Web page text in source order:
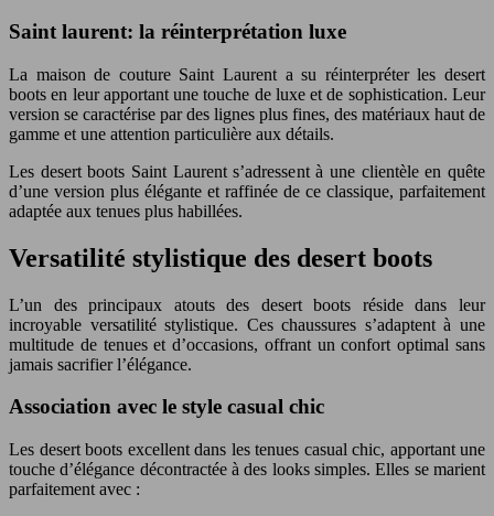
Saint laurent: la réinterprétation luxe
La maison de couture Saint Laurent a su réinterpréter les desert
boots en leur apportant une touche de luxe et de sophistication. Leur
version se caractérise par des lignes plus fines, des matériaux haut de
gamme et une attention particulière aux détails.
Les desert boots Saint Laurent s’adressent à une clientèle en quête
d’une version plus élégante et raffinée de ce classique, parfaitement
adaptée aux tenues plus habillées.
Versatilité stylistique des desert boots
L’un des principaux atouts des desert boots réside dans leur
incroyable versatilité stylistique. Ces chaussures s’adaptent à une
multitude de tenues et d’occasions, offrant un confort optimal sans
jamais sacrifier l’élégance.
Association avec le style casual chic
Les desert boots excellent dans les tenues casual chic, apportant une
touche d’élégance décontractée à des looks simples. Elles se marient
parfaitement avec :